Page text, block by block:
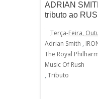
ADRIAN
tributo ao
Terça-Feira,
Adrian Smith ,
The Royal
Music Of Rush
, Tributo